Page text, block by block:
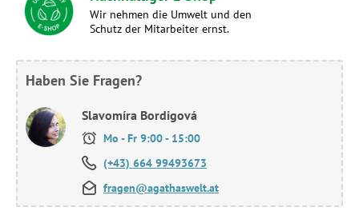
Wir nehmen die Umwelt und den
Schutz der Mitarbeiter ernst.
Haben Sie Fragen?
Slavomíra Bordigová
Mo - Fr 9:00 - 15:00
(+43) 664 99493673
fragen@agathaswelt.at